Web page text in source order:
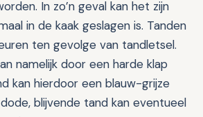
In zo’n geval kan het zijn
in de kaak geslagen is. Tanden
ten gevolge van tandletsel.
namelijk door een harde klap
kan hierdoor een blauw-grijze
blijvende tand kan eventueel